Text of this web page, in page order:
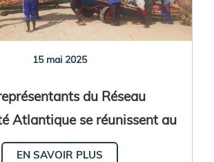
15 mai 2025
du Réseau
Atlantique se réunissent au
Sénégal
EN SAVOIR PLUS